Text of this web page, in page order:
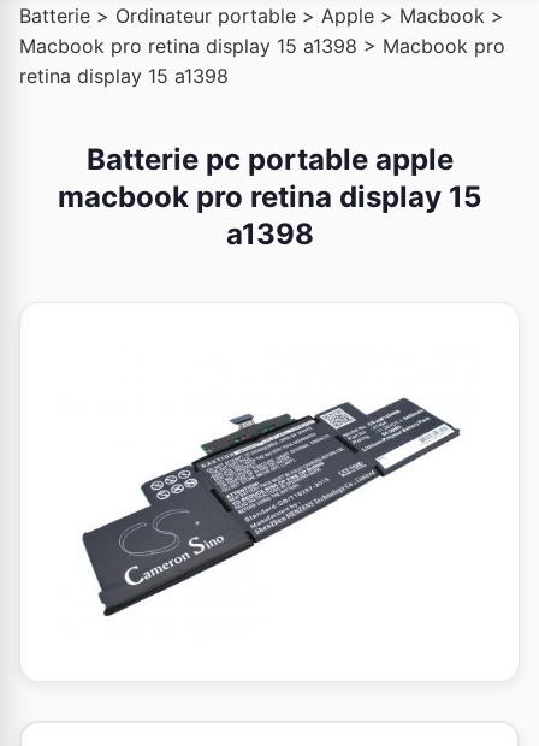
Batterie > Ordinateur portable > Apple > Macbook >
Macbook pro retina display 15 a1398 > Macbook pro
retina display 15 a1398
Batterie pc portable apple
macbook pro retina display 15
a1398